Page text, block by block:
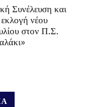
Συνέλευση και
εκλογή νέου
στον Π.Σ.